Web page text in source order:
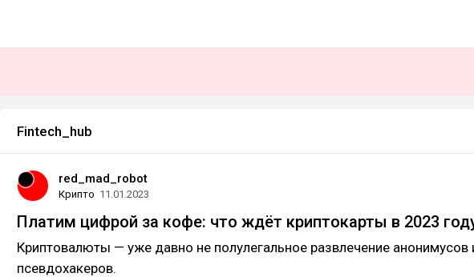
Fintech_hub
red_mad_robot
Крипто 11.01.2023
Платим цифрой за кофе: что ждёт криптокарты в 2023
Криптовалюты — уже давно не полулегальное развлечение анонимусов
псевдохакеров.